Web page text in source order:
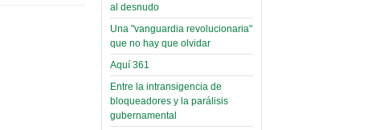
Leer Más...
Read more...
Cosmética
descolonizadora
(Miscelánea
palaciega 7)
El Infamatorio
Lunes, 27 Mayo 2019
al desnudo
Una "vanguardia revolucionaria"
que no hay que olvidar
Aquí 361
Entre la intransigencia de
bloqueadores y la parálisis
gubernamental